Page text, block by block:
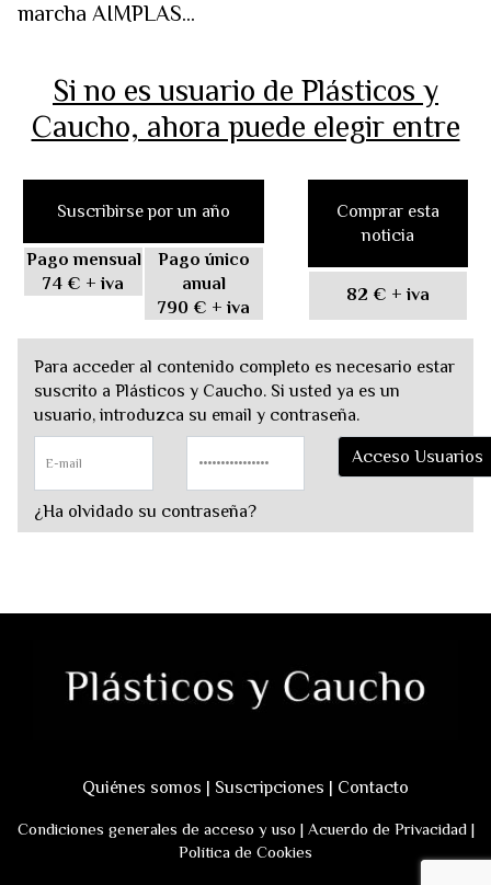
marcha AIMPLAS...
Si no es usuario de Plásticos y
Caucho, ahora puede elegir entre
Suscribirse por un año
Pago mensual
74 € + iva
Pago único
anual
790 € + iva
Comprar esta
noticia
82 € + iva
Para acceder al contenido completo es necesario estar
suscrito a Plásticos y Caucho. Si usted ya es un
usuario, introduzca su email y contraseña.
¿Ha olvidado su contraseña?
Quiénes somos | Suscripciones | Contacto
Condiciones generales de acceso y uso | Acuerdo de Privacidad|
Política de Cookies